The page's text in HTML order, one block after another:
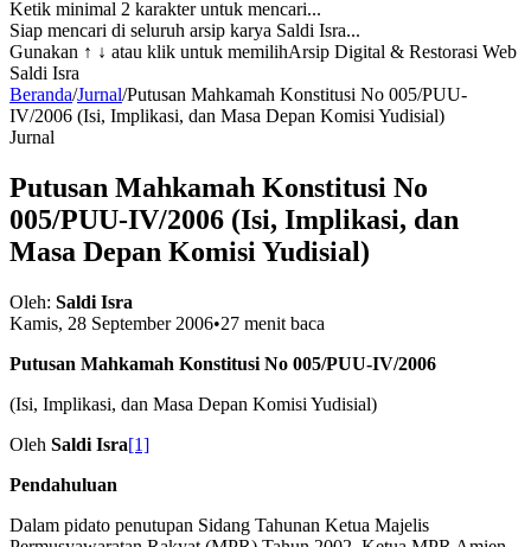
Ketik minimal 2 karakter untuk mencari...
Siap mencari di seluruh arsip karya Saldi Isra...
Gunakan ↑ ↓ atau klik untuk memilihArsip Digital & Restorasi Web
Saldi Isra
Beranda/Jurnal/Putusan Mahkamah Konstitusi No 005/PUU-
IV/2006 (Isi, Implikasi, dan Masa Depan Komisi Yudisial)
Jurnal
Putusan Mahkamah Konstitusi No
005/PUU-IV/2006 (Isi, Implikasi, dan
Masa Depan Komisi Yudisial)
Oleh: Saldi Isra
Kamis, 28 September 2006•27 menit baca
Putusan Mahkamah Konstitusi No 005/PUU-IV/2006
(Isi, Implikasi, dan Masa Depan Komisi Yudisial)
Oleh Saldi Isra[1]
Pendahuluan
Dalam pidato penutupan Sidang Tahunan Ketua Majelis